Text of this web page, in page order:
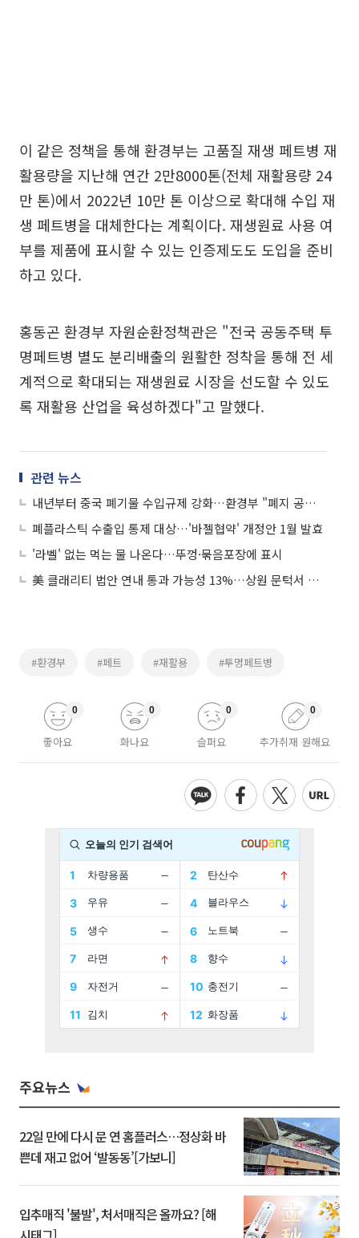
이 같은 정책을 통해 환경부는 고품질 재생 페트병 재
활용량을 지난해 연간 2만8000톤(전체 재활용량 24
만 톤)에서 2022년 10만 톤 이상으로 확대해 수입 재
생 페트병을 대체한다는 계획이다. 재생원료 사용 여
부를 제품에 표시할 수 있는 인증제도도 도입을 준비
하고 있다.
홍동곤 환경부 자원순환정책관은 "전국 공동주택 투
명페트병 별도 분리배출의 원활한 정착을 통해 전 세
계적으로 확대되는 재생원료 시장을 선도할 수 있도
록 재활용 산업을 육성하겠다"고 말했다.
관련 뉴스
내년부터 중국 폐기물 수입규제 강화…환경부 "폐지 공급과잉 가능성"
폐플라스틱 수출입 통제 대상…'바젤협약' 개정안 1월 발효
'라벨' 없는 먹는 물 나온다…뚜껑·묶음포장에 표시
美 클래리티 법안 연내 통과 가능성 13%…상원 문턱서 제동
#환경부 #페트 #재활용 #투명페트병
좋아요
0
화나요
0
슬퍼요
0
추가취재 원해요
0
주요뉴스
22일 만에 다시 문 연 홈플러스…정상화 바
쁜데 재고 없어 ‘발동동’[가보니]
입추매직 '불발', 처서매직은 올까요? [해